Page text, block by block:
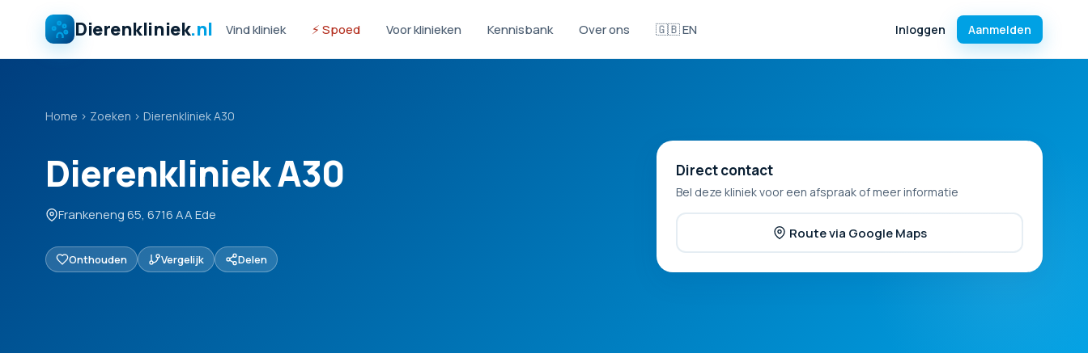
Dierenkliniek.nl Vind kliniek ⚡ Spoed Voor klinieken Kennisbank Over ons 🇬🇧 EN Inloggen Aanmelden
Home › Zoeken › Dierenkliniek A30
Dierenkliniek A30
Frankeneng 65, 6716 AA Ede
Onthouden Vergelijk Delen
Direct contact
Bel deze kliniek voor een afspraak of meer informatie
Route via Google Maps